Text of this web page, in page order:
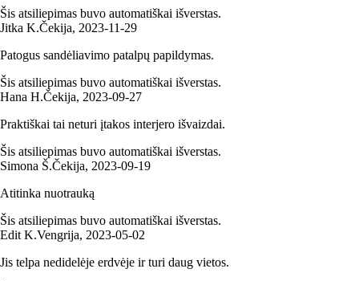
Šis atsiliepimas buvo automatiškai išverstas.
Jitka K.Čekija, 2023‑11‑29
Patogus sandėliavimo patalpų papildymas.
Šis atsiliepimas buvo automatiškai išverstas.
Hana H.Čekija, 2023‑09‑27
Praktiškai tai neturi įtakos interjero išvaizdai.
Šis atsiliepimas buvo automatiškai išverstas.
Simona Š.Čekija, 2023‑09‑19
Atitinka nuotrauką
Šis atsiliepimas buvo automatiškai išverstas.
Edit K.Vengrija, 2023‑05‑02
Jis telpa nedidelėje erdvėje ir turi daug vietos.